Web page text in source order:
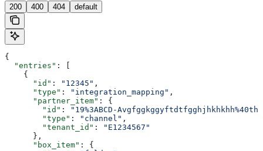
200 400 404 default
{
  "entries"
: [
    {
      "id"
: "12345" ,
      "type"
: "integration_mapping" ,
      "partner_item"
: {
        "id"
:
"19%3ABCD-
        "type"
: "channel" ,
        "tenant_id"
:
"E1234567"
      },
      "box_item"
: {